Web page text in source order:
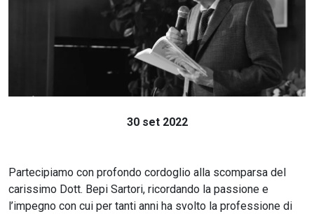
30 set 2022
Partecipiamo con profondo cordoglio alla scomparsa del
carissimo Dott. Bepi Sartori, ricordando la passione e
l’impegno con cui per tanti anni ha svolto la professione di